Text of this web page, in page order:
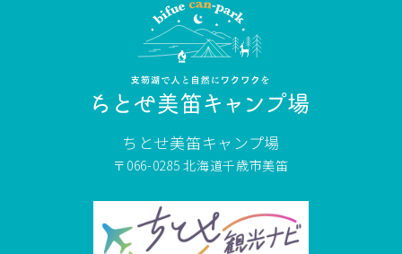
ちとせ美笛キャンプ場
〒066-0285 北海道千歳市美笛